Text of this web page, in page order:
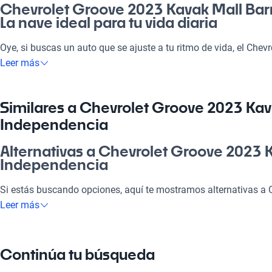
Chevrolet Groove 2023 Kavak Mall
La nave ideal para tu vida diaria
Oye, si buscas un auto que se ajuste a tu ritmo de vida, el
Barrio Independencia es tu mejor opción. Con espacio para la
que combina confort, seguridad y rendimiento!
¿Por qué elegir Chevrolet Groove 2023
Tecnología al servicio de tu comodidad
Disfrutá de la mejor tecnología con Tecnología moderna, lo
placentero y conectado.
Chevrolet Spark ,Chevrolet Captiva,Chevrolet Silverado
Leer más
Similares a Chevrolet Groove 2023
Independencia
Alternativas a Chevrolet Groove 2023
Independencia
Si estás buscando opciones, aquí te mostramos alternativas a
Mall Barrio Independencia que se ajustan a tus necesidades.
Chevrolet Groove Kavak Las Condes ofrece la misma
Leer más
Continúa tu búsqueda